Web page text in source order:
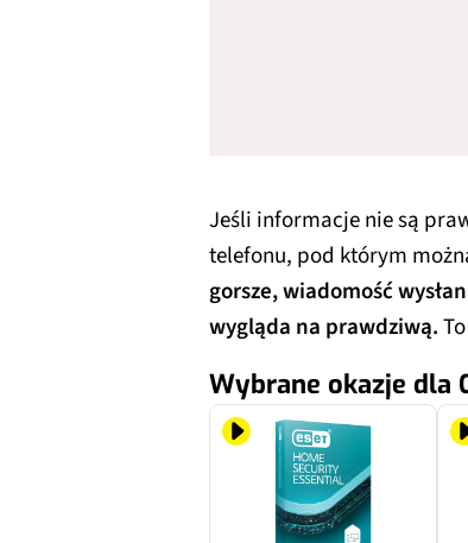
Jeśli informacje nie są
telefonu, pod którym
gorsze, wiadomość
wygląda na prawdziwą.
Wybrane okazje dla